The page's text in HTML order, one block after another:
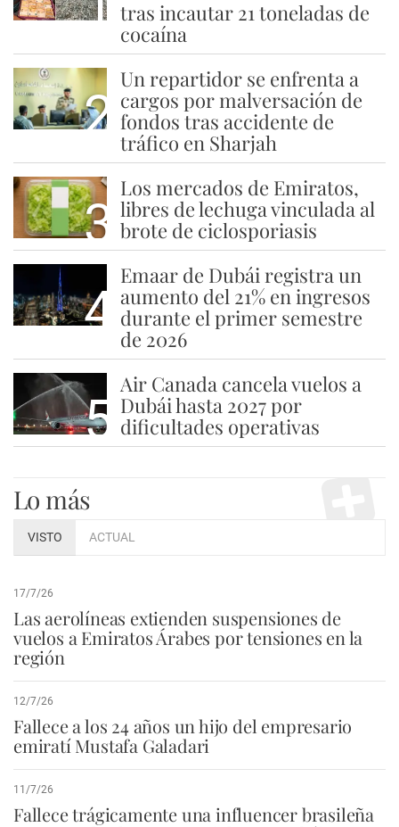
tras incautar 21 toneladas de
cocaína
2
Un repartidor se enfrenta a
cargos por malversación de
fondos tras accidente de
tráfico en Sharjah
3
Los mercados de Emiratos,
libres de lechuga vinculada al
brote de ciclosporiasis
4
Emaar de Dubái registra un
aumento del 21% en ingresos
durante el primer semestre
de 2026
5
Air Canada cancela vuelos a
Dubái hasta 2027 por
dificultades operativas
Lo más
VISTO ACTUAL
17/7/26
Las aerolíneas extienden suspensiones de
vuelos a Emiratos Árabes por tensiones en la
región
12/7/26
Fallece a los 24 años un hijo del empresario
emiratí Mustafa Galadari
11/7/26
Fallece trágicamente una influencer brasileña